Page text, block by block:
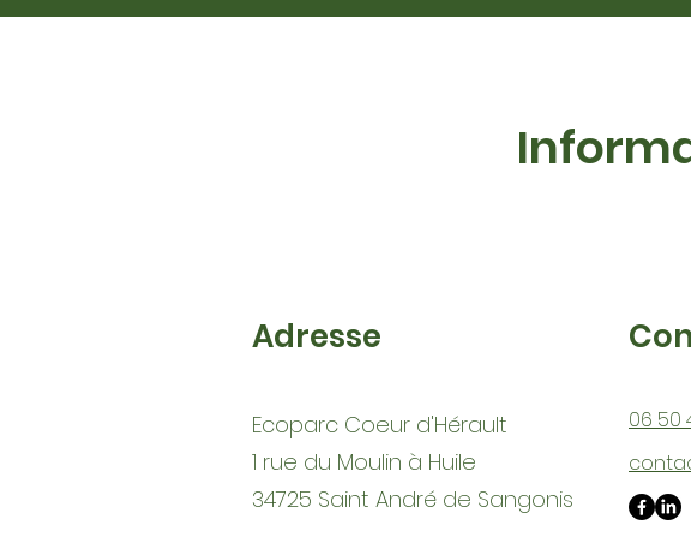
Adresse
Ecoparc Coeur d'Hérault
1 rue du Moulin à Huile
34725 Saint André de Sangonis
06 50